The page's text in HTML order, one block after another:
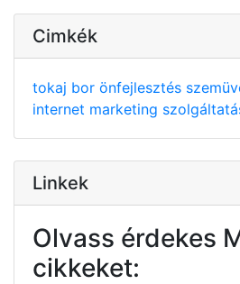
Cimkék
tokaj bor önfejlesztés
internet marketing
Linkek
Olvass érdekes
cikkeket: